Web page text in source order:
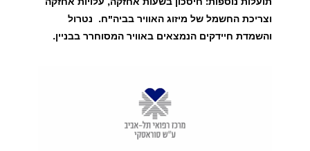
וצריכת החשמל של מיזוג האוויר בביה"ח. נטרול
והשמדת חיידקים הנמצאים באוויר המסוחרר בבניין.